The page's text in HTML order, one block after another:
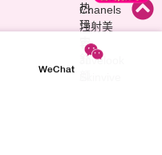
WeChat
热
玛
吉
舒
Chanels
注射美
容
Juvelook